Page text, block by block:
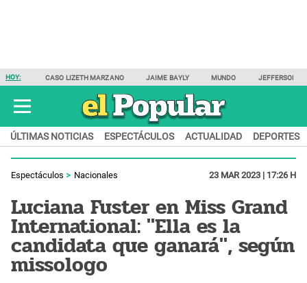
HOY: CASO LIZETH MARZANO JAIME BAYLY MUNDO JEFFERSON
ÚLTIMAS NOTICIAS ESPECTÁCULOS ACTUALIDAD DEPORTES
Espectáculos Nacionales 23 MAR 2023 | 17:26 H
Luciana Fuster en Miss Grand
International: "Ella es la
candidata que ganará", según
missologo